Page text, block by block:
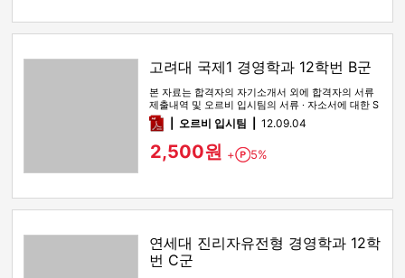
고려대 국제1 경영학과 12학번 B군
본 자료는 합격자의 자기소개서 외에 합격자의 서류
제출내역 및 오르비 입시팀의 서류 · 자소서에 대한 S
WOT 분석이 포함돼 …
pdf오르비 입시팀 12.09.04
2,500원 + Point
5%
연세대 진리자유전형 경영학과 12학
번 C군